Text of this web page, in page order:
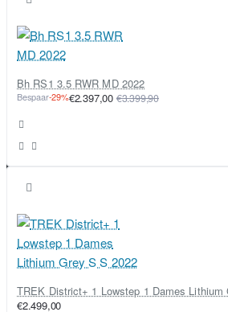
Bh RS1 3.5 RWR MD 2022
Bespaar-29%€2.397,00 €3.399,90
€2.499,00